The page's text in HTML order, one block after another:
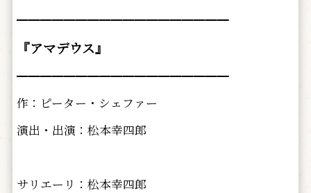
━━━━━━━━━━━━━━━━━━
『アマデウス』
━━━━━━━━━━━━━━━━━━
作：ピーター・シェファー
演出・出演：松本幸四郎
サリエーリ：松本幸四郎